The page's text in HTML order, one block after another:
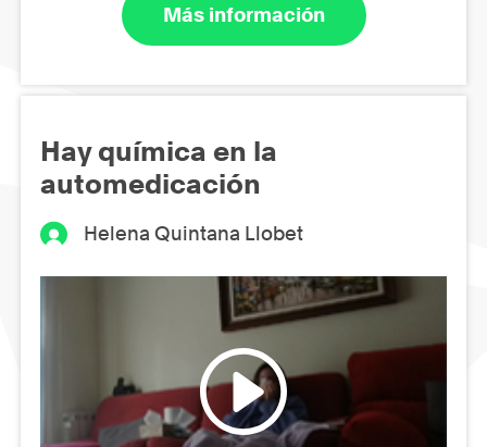
Más información
Hay química en la
automedicación
Helena Quintana Llobet